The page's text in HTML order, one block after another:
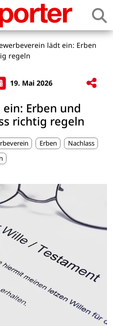
lädt ein: Erben
regeln
19. Mai 2026
Erben und
richtig regeln
Erben
Nachlass